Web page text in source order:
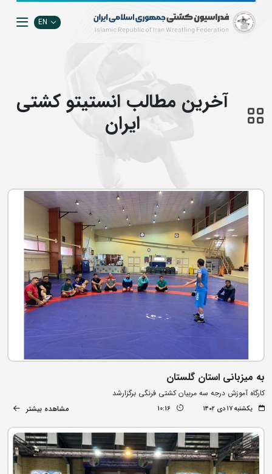
EN
آخرین مطالب انستيتو كشتي
ايران
به میزبانی استان گلستان
کارگاه آموزش درجه سه مربیان کشتی فرنگی برگزارشد
یکشنبه ۱۷ دی ۱۴۰۲ 10:16 مشاهده بیشتر